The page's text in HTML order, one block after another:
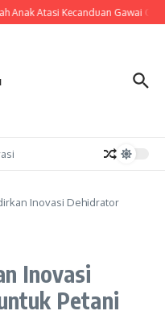
Anak Atasi Kecanduan Gawai Gen
Inovasi Dehidrator
Inovasi
Petani